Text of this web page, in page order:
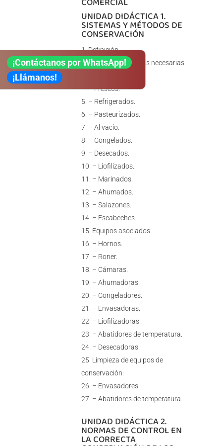
UNIDAD DIDÁCTICA 1.
SISTEMAS Y MÉTODOS DE
CONSERVACIÓN
Definición
Operaciones y fases necesarias
– Frescos.
– Refrigerados.
– Pasteurizados.
– Al vacío.
– Congelados.
– Desecados.
– Liofilizados.
– Marinados.
– Ahumados.
– Salazones.
– Escabeches.
Equipos asociados:
– Hornos.
– Roner.
– Cámaras.
– Ahumadoras.
– Congeladores.
– Envasadoras.
– Liofilizadoras.
– Abatidores de temperatura.
– Desecadoras.
Limpieza de equipos de
conservación:
– Envasadores.
– Abatidores de temperatura.
UNIDAD DIDÁCTICA 2.
NORMAS DE CONTROL EN
LA CORRECTA
¡Contáctanos por WhatsApp!
¡Llámanos!